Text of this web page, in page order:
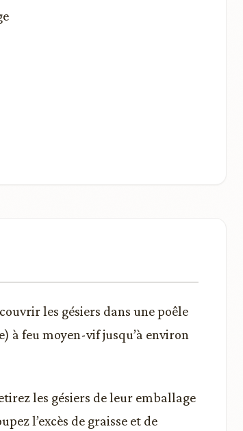
les gésiers dans une poêle
à feu moyen-vif jusqu’à environ
les gésiers de leur emballage
l’excès de graisse et de